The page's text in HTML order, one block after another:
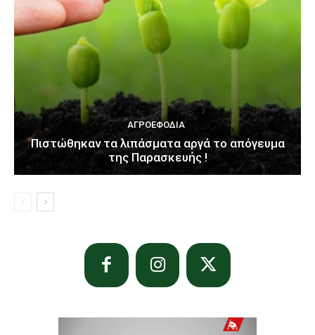
ΑΓΡΟΕΦΌΔΙΑ
Πιστώθηκαν τα λιπάσματα αργά το απόγευμα
της Παρασκευής !